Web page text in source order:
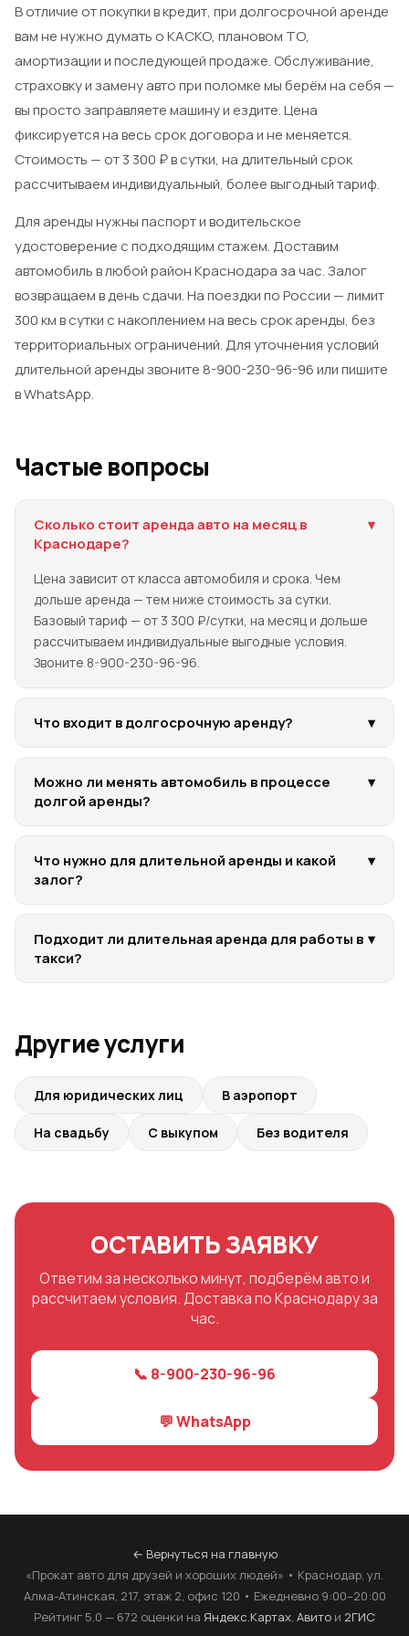
В отличие от покупки в кредит, при долгосрочной аренде
вам не нужно думать о КАСКО, плановом ТО,
амортизации и последующей продаже. Обслуживание,
страховку и замену авто при поломке мы берём на себя —
вы просто заправляете машину и ездите. Цена
фиксируется на весь срок договора и не меняется.
Стоимость — от 3 300 ₽ в сутки, на длительный срок
рассчитываем индивидуальный, более выгодный тариф.
Для аренды нужны паспорт и водительское
удостоверение с подходящим стажем. Доставим
автомобиль в любой район Краснодара за час. Залог
возвращаем в день сдачи. На поездки по России — лимит
300 км в сутки с накоплением на весь срок аренды, без
территориальных ограничений. Для уточнения условий
длительной аренды звоните 8-900-230-96-96 или пишите
в WhatsApp.
Частые вопросы
Сколько стоит аренда авто на месяц в
Краснодаре?
▾
Цена зависит от класса автомобиля и срока. Чем
дольше аренда — тем ниже стоимость за сутки.
Базовый тариф — от 3 300 ₽/сутки, на месяц и дольше
рассчитываем индивидуальные выгодные условия.
Звоните 8-900-230-96-96.
Что входит в долгосрочную аренду? ▾
Можно ли менять автомобиль в процессе
долгой аренды?
▾
Что нужно для длительной аренды и какой
залог?
▾
Подходит ли длительная аренда для работы в
такси?
▾
Другие услуги
Для юридических лиц В аэропорт
На свадьбу С выкупом Без водителя
ОСТАВИТЬ ЗАЯВКУ
Ответим за несколько минут, подберём авто и
рассчитаем условия. Доставка по Краснодару за
час.
📞 8-900-230-96-96
💬 WhatsApp
← Вернуться на главную
«Прокат авто для друзей и хороших людей» • Краснодар, ул.
Алма-Атинская, 217, этаж 2, офис 120 • Ежедневно 9:00–20:00
Рейтинг 5.0 — 672 оценки на Яндекс.Картах, Авито и 2ГИС